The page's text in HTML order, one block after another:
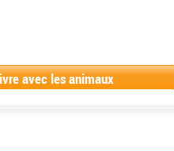
avec les animaux